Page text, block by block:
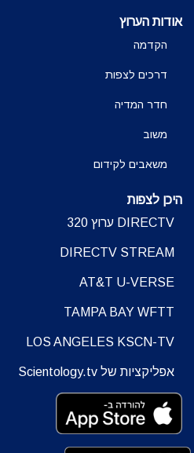
אודות הערוץ
הקדמה
דרכים לצפות
חדר המדיה
משוב
משאבים לקידום
היכן לצפות
DIRECTV ערוץ 320
DIRECTV STREAM
AT&T U-VERSE
TAMPA BAY WFTT
LOS ANGELES KSCN-TV
אפליקציות של Scientology.tv